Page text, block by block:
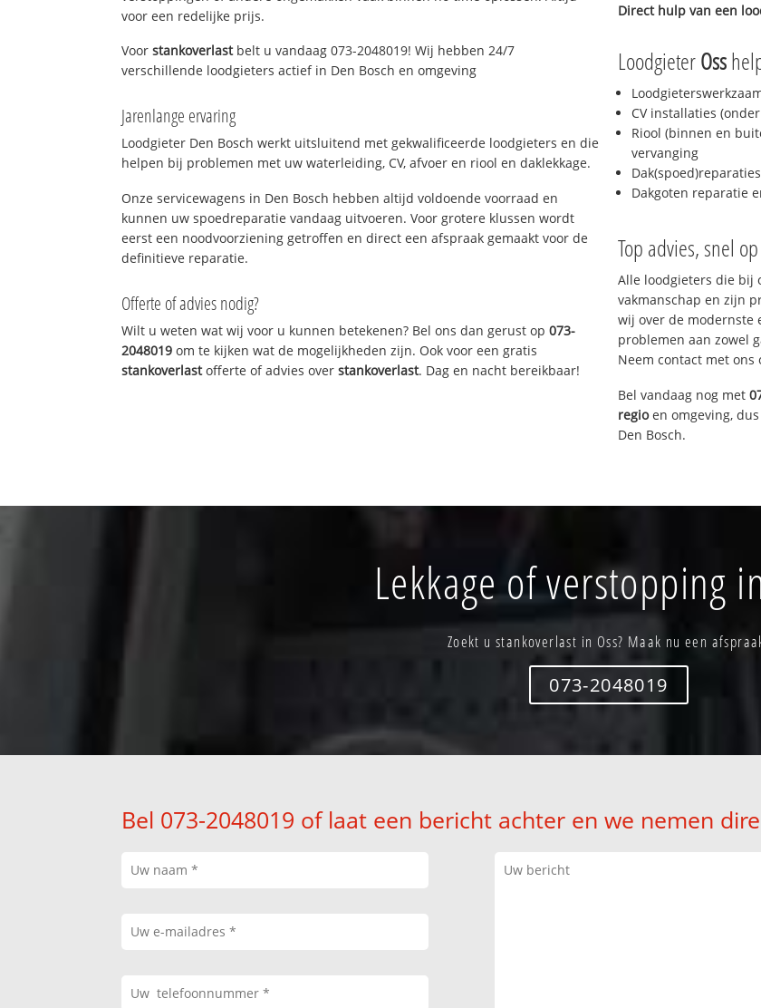
voor een redelijke prijs.
Voorstankoverlastbelt u vandaag 073-2048019! Wij hebben 24/7
verschillende loodgieters actief in Den Bosch en omgeving
Jarenlange ervaring
Loodgieter Den Bosch werkt uitsluitend met gekwalificeerde loodgieters en die
helpen bij problemen met uw waterleiding, CV, afvoer en riool en daklekkage.
Onze servicewagens in Den Bosch hebben altijd voldoende voorraad en
kunnen uw spoedreparatie vandaag uitvoeren. Voor grotere klussen wordt
eerst een noodvoorziening getroffen en direct een afspraak gemaakt voor de
definitieve reparatie.
Offerte of advies nodig?
Wilt u weten wat wij voor u kunnen betekenen? Bel ons dan gerust op073-
2048019 om te kijken wat de mogelijkheden zijn. Ook voor een gratis
stankoverlastofferte of advies overstankoverlast. Dag en nacht bereikbaar!
Direct hulp van een
LoodgieterOss
CV installaties
Riool (binnen en
vervanging
Dakgoten reparatie
Top advies, snel
Alle loodgieters die bij
vakmanschap en zijn
wij over de modernste
problemen aan zowel
Neem contact met
Bel vandaag nog met
regioen omgeving,
Den Bosch.
Lekkage of verstopping
Zoekt u stankoverlast in Oss? Maak nu een
073-2048019
Bel 073-2048019 of laat een bericht achter en we nemen